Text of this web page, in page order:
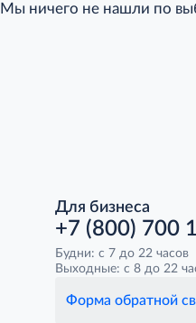
Мы ничего не нашли по
Для бизнеса
+7 (800) 700
Будни: с 7 до 22 часов
Выходные: с 8 до 22
Форма обратной